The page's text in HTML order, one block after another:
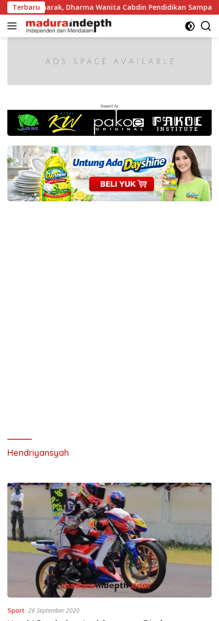
Langsung
ke
konten
Terbaru
Semarak, Dharma Wanita Cabdin Pendidikan Sampang Adu
Hendriyansyah
Sport 26 September 2020